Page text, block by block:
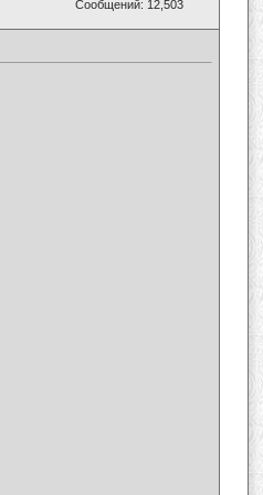
Сообщений: 12,503